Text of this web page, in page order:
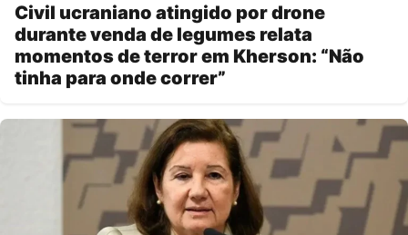
Civil ucraniano atingido por drone
durante venda de legumes relata
momentos de terror em Kherson: “Não
tinha para onde correr”